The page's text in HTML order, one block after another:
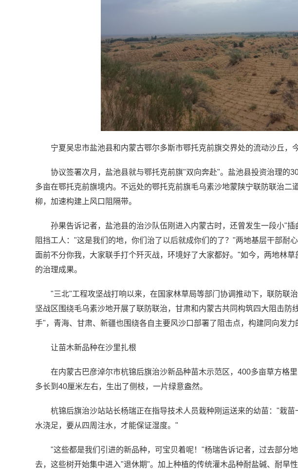
宁夏吴忠市盐池县和内蒙古鄂尔多斯市鄂托克前旗交界处的流动沙丘，
协议签署次月，盐池县就与鄂托克前旗"双向奔赴"。盐池县投资治理的
多亩在鄂托克前旗境内。不远处的鄂托克前旗毛乌素沙地蒙陕宁联防联治二
柳，加速构建上风口阻隔带。
孙果告诉记者，盐池县的治沙队伍刚进入内蒙古时，还曾发生一段小"
阻挡工人："这是我们的地，你们治了以后就成你们的了？"两地基层干部耐
面前不分你我，大家联手打个歼灭战，环境好了大家都好。"如今，两地林
的治理成果。
"三北"工程攻坚战打响以来，在国家林草局等部门协调推动下，联防联
坚战区围绕毛乌素沙地开展了联防联治，甘肃和内蒙古共同构筑四大阻击防
手"，青海、甘肃、新疆也围绕各自主要风沙口部署了阻击点，构建同向发力
让苗木新品种在沙里扎根
在内蒙古巴彦淖尔市杭锦后旗治沙新品种苗木示范区，400多亩草方格
多长到40厘米左右，生出了侧枝，一片绿意盎然。
杭锦后旗治沙站站长杨瑞正在指导技术人员栽种刚运送来的幼苗："栽苗
水浇足，要从四周注水，才能保证湿度。"
"这些都是我们引进的新品种，可宝贝着呢！"杨瑞告诉记者，过去部分
去，这些树开始集中进入"退休期"。加上种植的传统灌木品种耐盐碱、耐旱性